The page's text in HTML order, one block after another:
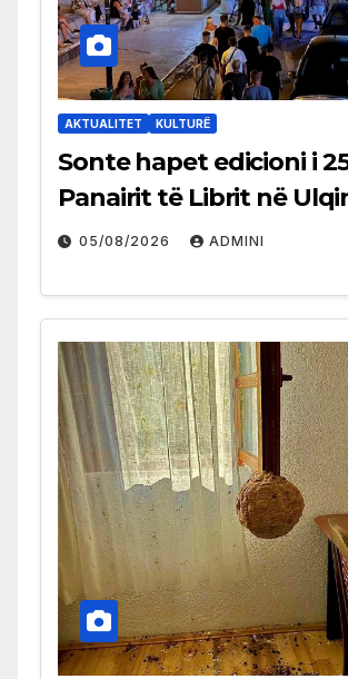
AKTUALITET KULTURË
Sonte hapet edicioni i
Panairit të Librit në
05/08/2026 ADMINI